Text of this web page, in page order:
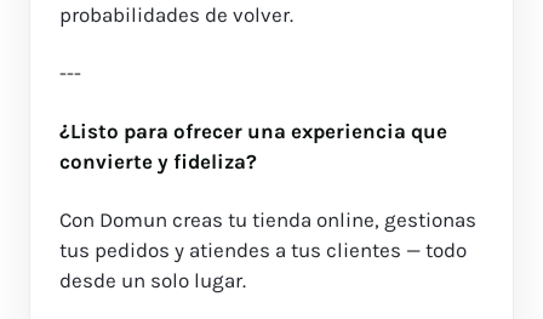
probabilidades de volver.
---
¿Listo para ofrecer una experiencia que
convierte y fideliza?
Con Domun creas tu tienda online, gestionas
tus pedidos y atiendes a tus clientes — todo
desde un solo lugar.